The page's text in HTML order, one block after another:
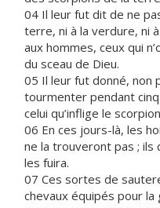
04 Il leur fut dit de ne
terre, ni à la verdure, ni
aux hommes, ceux qui
du sceau de Dieu.
05 Il leur fut donné, non
tourmenter pendant
celui qu’inflige le
06 En ces jours-là, les
ne la trouveront pas ;
les fuira.
07 Ces sortes de
chevaux équipés pour